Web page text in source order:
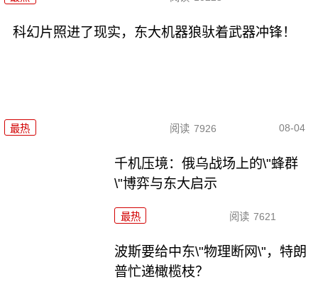
科幻片照进了现实，东大机器狼驮着武器冲锋！
最热 阅读 7926 08-04
千机压境：俄乌战场上的\"蜂群
\"博弈与东大启示
最热 阅读 7621
波斯要给中东\"物理断网\"，特朗
普忙递橄榄枝？